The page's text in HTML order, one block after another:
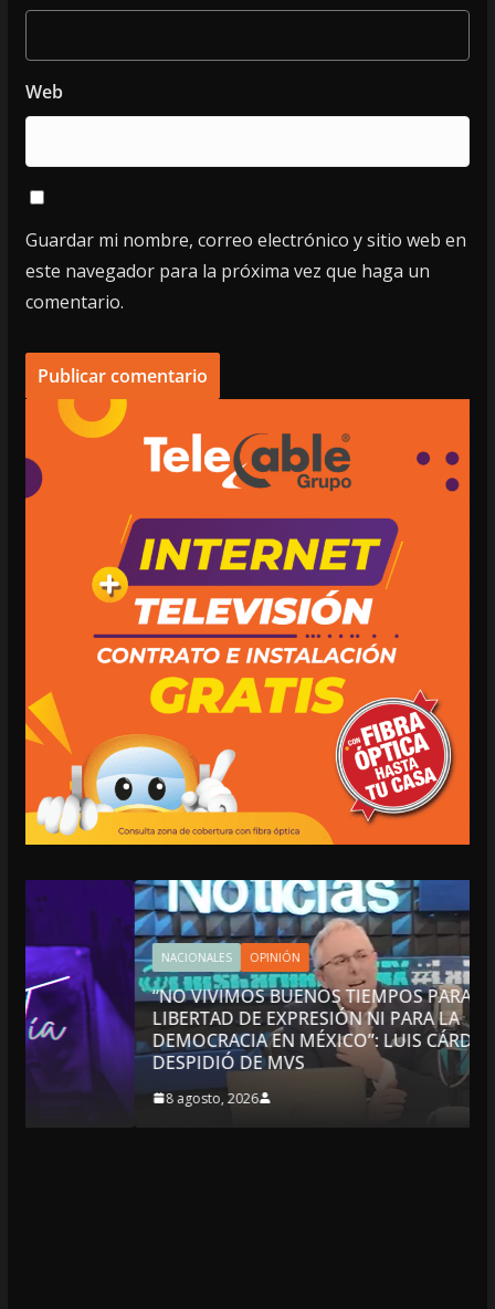
Web
Guardar mi nombre, correo electrónico y sitio web en
este navegador para la próxima vez que haga un
comentario.
NACIONALES OPINIÓN
“NO VIVIMOS BUENOS TIEMPOS PARA LA
LIBERTAD DE EXPRESIÓN NI PARA LA
DEMOCRACIA EN MÉXICO”: LUIS CÁRDENAS; SE
DESPIDIÓ DE MVS
8 agosto, 2026